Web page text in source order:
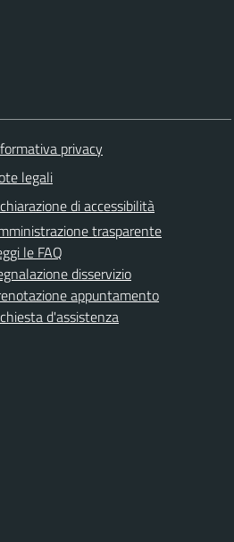
privacy
legali
di accessibilità
trasparente
le FAQ
disservizio
appuntamento
d'assistenza